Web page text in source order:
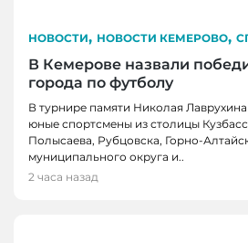
НОВОСТИ, НОВОСТИ КЕМЕРОВО,
В Кемерове назвали
города по футболу
В турнире памяти Николая
юные спортсмены из столицы
Полысаева, Рубцовска, Горно-
муниципального округа и..
2 часа назад